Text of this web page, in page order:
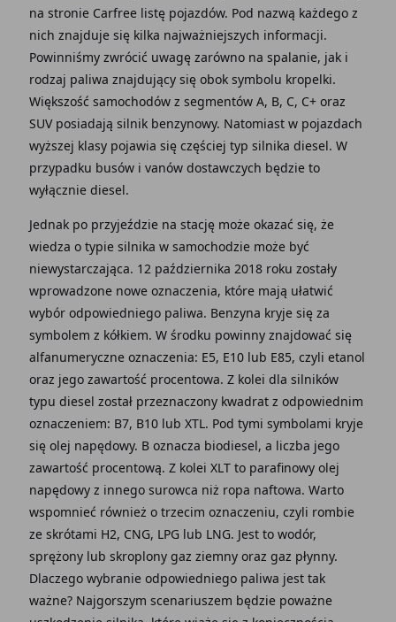
na stronie Carfree listę pojazdów. Pod nazwą każdego z
nich znajduje się kilka najważniejszych informacji.
Powinniśmy zwrócić uwagę zarówno na spalanie, jak i
rodzaj paliwa znajdujący się obok symbolu kropelki.
Większość samochodów z segmentów A, B, C, C+ oraz
SUV posiadają silnik benzynowy. Natomiast w pojazdach
wyższej klasy pojawia się częściej typ silnika diesel. W
przypadku busów i vanów dostawczych będzie to
wyłącznie diesel.
Jednak po przyjeździe na stację może okazać się, że
wiedza o typie silnika w samochodzie może być
niewystarczająca. 12 października 2018 roku zostały
wprowadzone nowe oznaczenia, które mają ułatwić
wybór odpowiedniego paliwa. Benzyna kryje się za
symbolem z kółkiem. W środku powinny znajdować się
alfanumeryczne oznaczenia: E5, E10 lub E85, czyli etanol
oraz jego zawartość procentowa. Z kolei dla silników
typu diesel został przeznaczony kwadrat z odpowiednim
oznaczeniem: B7, B10 lub XTL. Pod tymi symbolami kryje
się olej napędowy. B oznacza biodiesel, a liczba jego
zawartość procentową. Z kolei XLT to parafinowy olej
napędowy z innego surowca niż ropa naftowa. Warto
wspomnieć również o trzecim oznaczeniu, czyli rombie
ze skrótami H2, CNG, LPG lub LNG. Jest to wodór,
sprężony lub skroplony gaz ziemny oraz gaz płynny.
Dlaczego wybranie odpowiedniego paliwa jest tak
ważne? Najgorszym scenariuszem będzie poważne